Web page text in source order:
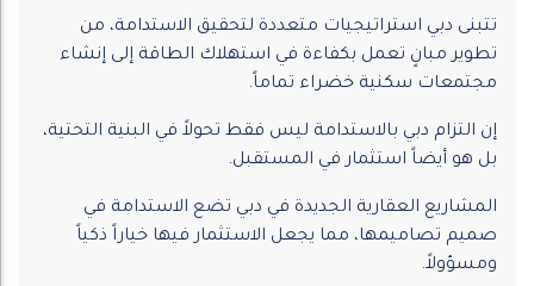
تتبنى دبي استراتيجيات متعددة لتحقيق الاستدامة، من
تطوير مبانٍ تعمل بكفاءة في استهلاك الطاقة إلى إنشاء
مجتمعات سكنية خضراء تماماً.
إن التزام دبي بالاستدامة ليس فقط تحولاً في البنية التحتية،
بل هو أيضاً استثمار في المستقبل.
المشاريع العقارية الجديدة في دبي تضع الاستدامة في
صميم تصاميمها، مما يجعل الاستثمار فيها خياراً ذكياً
ومسؤولاً.